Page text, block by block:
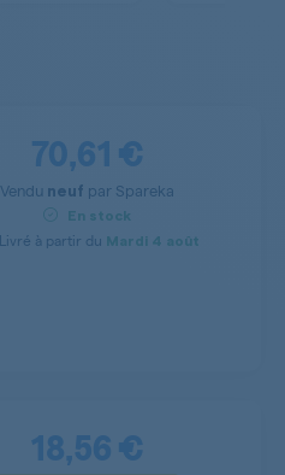
70,61 €
Vendu neuf par Spareka
En stock
Livré à partir du Mardi 4 août
18,56 €